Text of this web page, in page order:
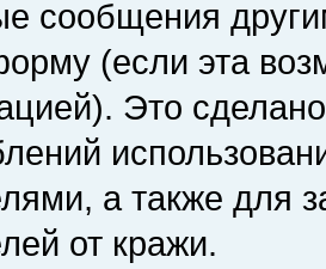
сообщения
(если эта
Это
а также для
от кражи.